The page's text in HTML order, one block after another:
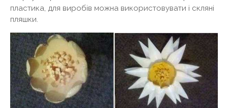
пластика, для виробів можна використовувати і скляні
пляшки.